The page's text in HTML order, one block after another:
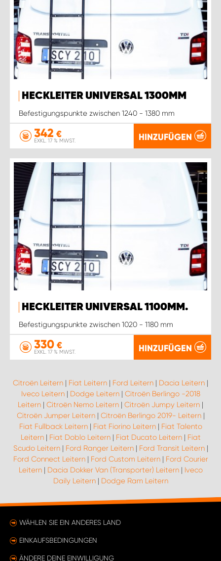
HECKLEITER UNIVERSAL 1300MM
Befestigungspunkte zwischen 1240 - 1380 mm
342 €
EXKL. 17 % MWST. HINZUFÜGEN
HECKLEITER UNIVERSAL 1100MM.
Befestigungspunkte zwischen 1020 - 1180 mm
330 €
EXKL. 17 % MWST. HINZUFÜGEN
Citroën Leitern | Fiat Leitern | Ford Leitern | Dacia Leitern |
Iveco Leitern| Dodge Leitern| Citroën Berlingo -2018
Leitern | Citroën Nemo Leitern | Citroën Jumpy Leitern |
Citroën Jumper Leitern| Citroën Berlingo 2019- Leitern|
Fiat Fullback Leitern| Fiat Fiorino Leitern| Fiat Talento
Leitern| Fiat Doblo Leitern| Fiat Ducato Leitern| Fiat
Scudo Leitern| Ford Ranger Leitern| Ford Transit Leitern|
Ford Connect Leitern| Ford Custom Leitern| Ford Courier
Leitern| Dacia Dokker Van (Transporter) Leitern| Iveco
Daily Leitern| Dodge Ram Leitern
WÄHLEN SIE EIN ANDERES LAND
EINKAUFSBEDINGUNGEN
ÄNDERE DEINE EINWILLIGUNG